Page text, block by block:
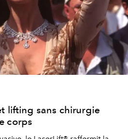
lifting sans chirurgie
corps